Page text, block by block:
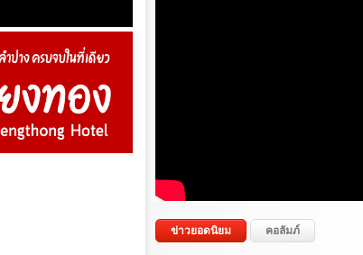
ข่าวยอดนิยม คอลัมภ์